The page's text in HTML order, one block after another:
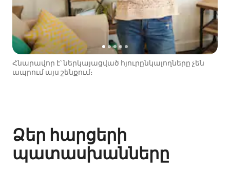
Հնարավոր է՝ ներկայացված հյուրընկալողները չեն
ապրում այս շենքում։
Ձեր հարցերի
պատասխանները